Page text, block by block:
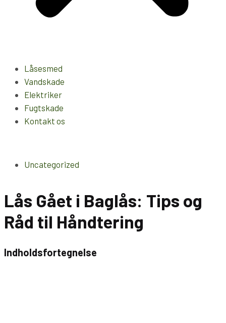
Låsesmed
Vandskade
Elektriker
Fugtskade
Kontakt os
Uncategorized
Lås Gået i Baglås: Tips og
Råd til Håndtering
Indholdsfortegnelse